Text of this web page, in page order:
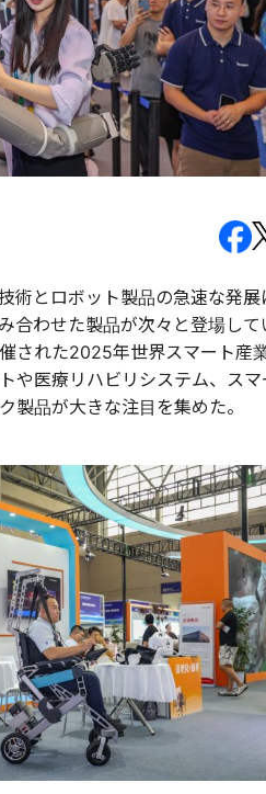
術とロボット製品の急速な発展
合わせた製品が次々と登場して
された2025年世界スマート産
や医療リハビリシステム、スマ
製品が大きな注目を集めた。